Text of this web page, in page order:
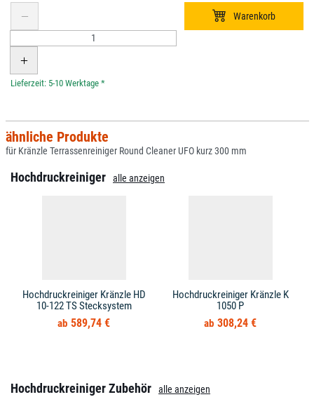
*
ähnliche Produkte
für Kränzle Terrassenreiniger Round Cleaner UFO kurz 300 mm
Hochdruckreiniger alle anzeigen
Hochdruckreiniger Kränzle HD
10-122 TS Stecksystem
589,74 €
Hochdruckreiniger Kränzle K
1050 P
308,24 €
Hochdruckreiniger Zubehör alle anzeigen